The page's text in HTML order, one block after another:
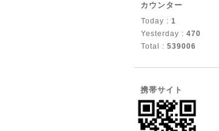
カウンター
Today : 1
Yesterday : 470
Total : 539006
携帯サイト